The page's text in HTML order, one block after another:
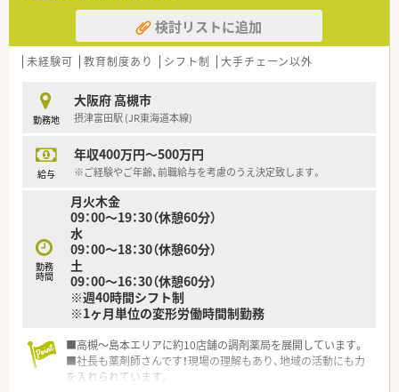
検討リストに追加
未経験可 教育制度あり シフト制 大手チェーン以外
勤務地
大阪府 高槻市
摂津富田駅 (JR東海道本線)
給与
年収400万円～500万円
※ご経験やご年齢、前職給与を考慮のうえ決定致します。
勤務
時間
月火木金
09：00～19：30（休憩60分）
水
09：00～18：30（休憩60分）
土
09：00～16：30（休憩60分）
※週40時間シフト制
※1ヶ月単位の変形労働時間制勤務
■高槻～島本エリアに約10店舗の調剤薬局を展開しています。
■社長も薬剤師さんです！現場の理解もあり、地域の活動にも力
を入れられています。